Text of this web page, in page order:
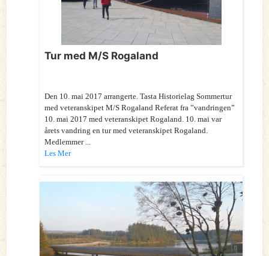
Tur med M/S Rogaland
Den 10. mai 2017 arrangerte. Tasta Historielag Sommertur
med veteranskipet M/S Rogaland Referat fra ”vandringen”
10. mai 2017 med veteranskipet Rogaland. 10. mai var
årets vandring en tur med veteranskipet Rogaland.
Medlemmer ...
Les Mer